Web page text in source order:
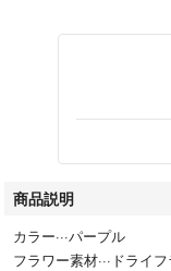
商品説明
カラー···パープル
フラワー素材···ドライ